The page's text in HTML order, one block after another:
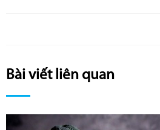
Bài viết liên quan